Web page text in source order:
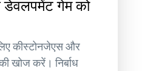
डेवलपमेंट गेम को
कीस्टोनजेएस और
खोज करें। निर्बाध